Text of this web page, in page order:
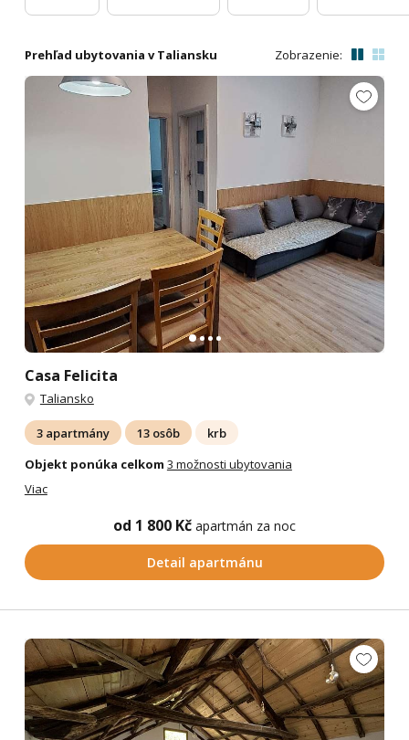
Prehľad ubytovania v Taliansku Zobrazenie:
Casa Felicita
Taliansko
3 apartmány 13 osôb
krb
Objekt ponúka celkom 3 možnosti ubytovania
Viac
od 1 800 Kč apartmán za noc
Detail apartmánu